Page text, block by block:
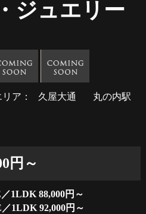
ジュエリー
リア： 久屋大通 丸の内駅
円～
1LDK 88,000円～
1LDK 92,000円～